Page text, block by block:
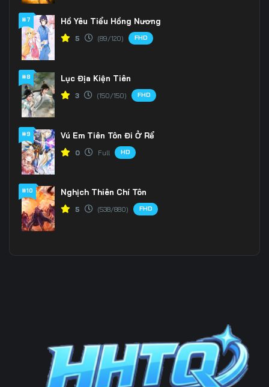
#7 Hồ Yêu Tiểu Hồng Nương
5 (89/120) FHD
#8 Lục Địa Kiện Tiên
3 (150/150) FHD
#9 Vú Em Tiên Tôn Đi Ở Rể
0 Full HD
#10 Nghịch Thiên Chí Tôn
5 (538/880) FHD